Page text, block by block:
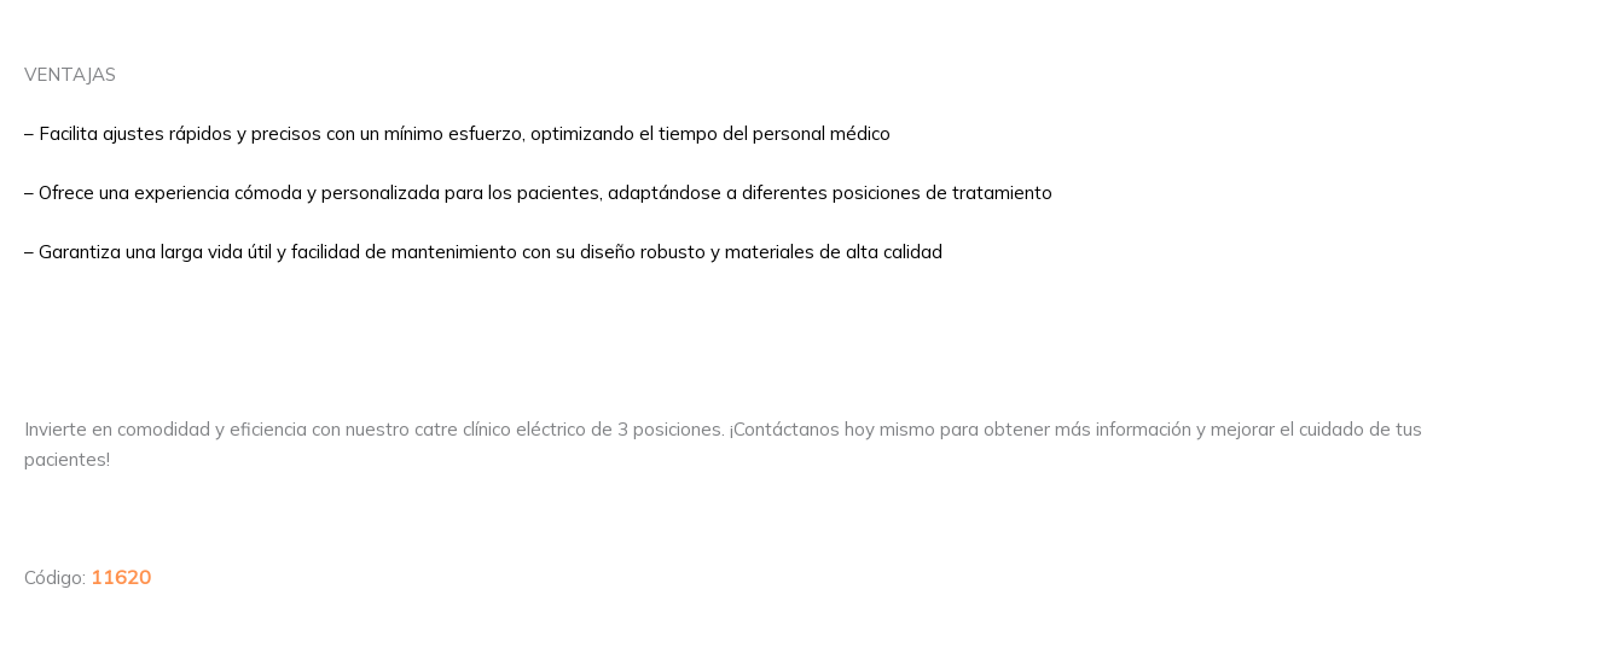
VENTAJAS
– Facilita ajustes rápidos y precisos con un mínimo esfuerzo, optimizando el tiempo del personal médico
– Ofrece una experiencia cómoda y personalizada para los pacientes, adaptándose a diferentes posiciones de tratamiento
– Garantiza una larga vida útil y facilidad de mantenimiento con su diseño robusto y materiales de alta calidad
Invierte en comodidad y eficiencia con nuestro catre clínico eléctrico de 3 posiciones. ¡Contáctanos hoy mismo para obtener más información y mejorar el cuidado de tus
pacientes!
Código: 11620